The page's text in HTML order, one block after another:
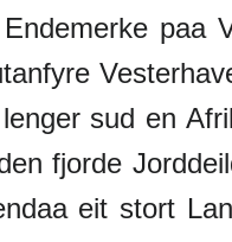
paa
sud en
fjorde
eit stort